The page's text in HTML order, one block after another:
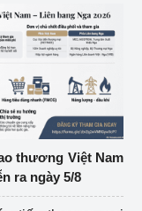
thương Việt Nam
ra ngày 5/8